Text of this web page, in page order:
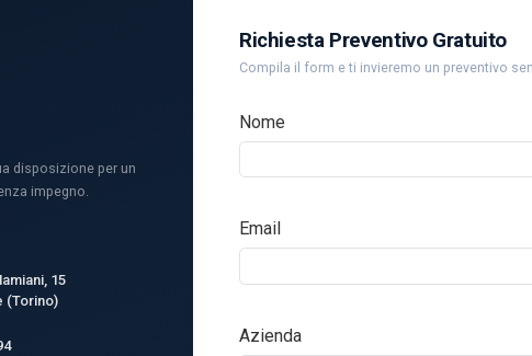
disposizione per un
impegno.
15
(Torino)
Richiesta Preventivo Gratuito
Compila il form e ti invieremo un preventivo
Nome
Email
Azienda